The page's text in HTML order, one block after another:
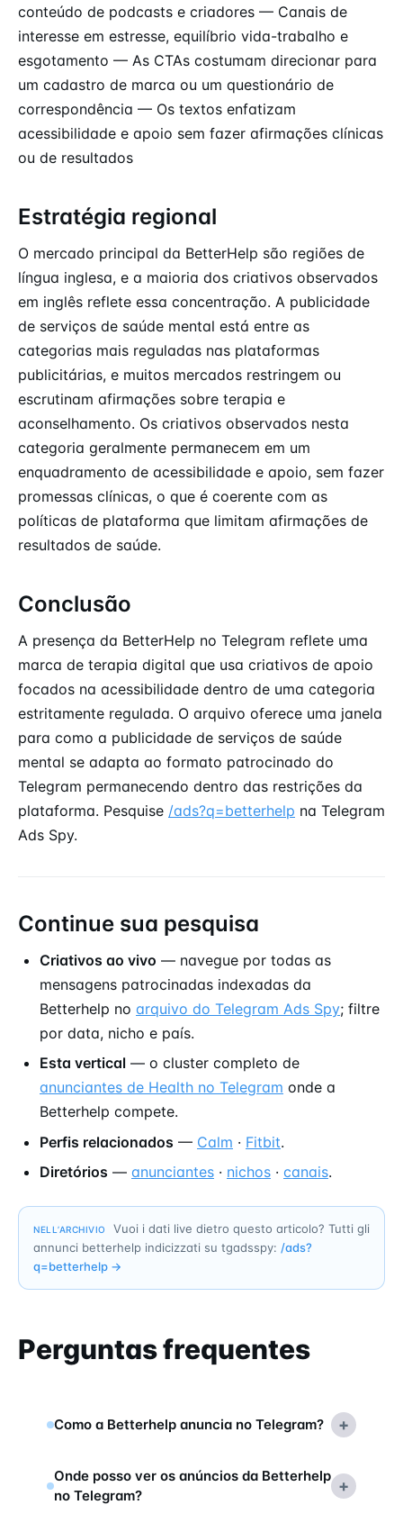
conteúdo de podcasts e criadores — Canais de
interesse em estresse, equilíbrio vida-trabalho e
esgotamento — As CTAs costumam direcionar para
um cadastro de marca ou um questionário de
correspondência — Os textos enfatizam
acessibilidade e apoio sem fazer afirmações clínicas
ou de resultados
Estratégia regional
O mercado principal da BetterHelp são regiões de
língua inglesa, e a maioria dos criativos observados
em inglês reflete essa concentração. A publicidade
de serviços de saúde mental está entre as
categorias mais reguladas nas plataformas
publicitárias, e muitos mercados restringem ou
escrutinam afirmações sobre terapia e
aconselhamento. Os criativos observados nesta
categoria geralmente permanecem em um
enquadramento de acessibilidade e apoio, sem fazer
promessas clínicas, o que é coerente com as
políticas de plataforma que limitam afirmações de
resultados de saúde.
Conclusão
A presença da BetterHelp no Telegram reflete uma
marca de terapia digital que usa criativos de apoio
focados na acessibilidade dentro de uma categoria
estritamente regulada. O arquivo oferece uma janela
para como a publicidade de serviços de saúde
mental se adapta ao formato patrocinado do
Telegram permanecendo dentro das restrições da
plataforma. Pesquise /ads?q=betterhelp na Telegram
Ads Spy.
Continue sua pesquisa
Criativos ao vivo — navegue por todas as
mensagens patrocinadas indexadas da
Betterhelp no arquivo do Telegram Ads Spy; filtre
por data, nicho e país.
Esta vertical — o cluster completo de
anunciantes de Health no Telegram onde a
Betterhelp compete.
Perfis relacionados — Calm · Fitbit.
Diretórios — anunciantes · nichos · canais.
NELL’ARCHIVIO
Vuoi i dati live dietro questo articolo? Tutti gli
annunci betterhelp indicizzati su tgadsspy: /ads?
q=betterhelp →
Perguntas frequentes
Como a Betterhelp anuncia no Telegram? +
Onde posso ver os anúncios da Betterhelp
no Telegram?
+